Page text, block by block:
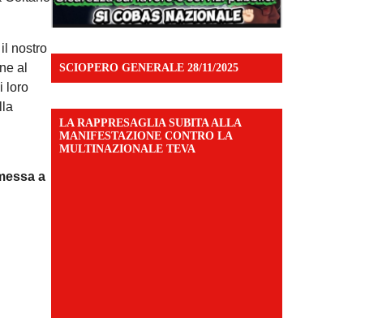
nostro
al
loro
a
SCIOPERO GENERALE 28/11/2025
LA RAPPRESAGLIA SUBITA ALLA
MANIFESTAZIONE CONTRO LA
MULTINAZIONALE TEVA